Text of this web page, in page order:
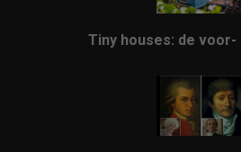
Tiny houses: de voor-